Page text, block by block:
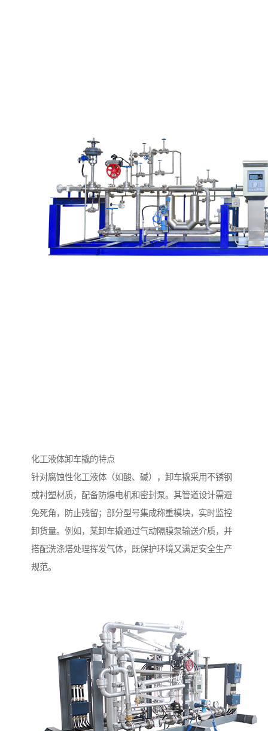
化工液体卸车撬的特点
针对腐蚀性化工液体（如酸、碱），卸车撬采用不锈钢
或衬塑材质，配备防爆电机和密封泵。其管道设计需避
免死角，防止残留；部分型号集成称重模块，实时监控
卸货量。例如，某卸车撬通过气动隔膜泵输送介质，并
搭配洗涤塔处理挥发气体，既保护环境又满足安全生产
规范。